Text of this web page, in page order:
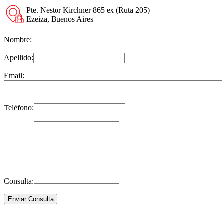
Pte. Nestor Kirchner 865 ex (Ruta 205)
Ezeiza, Buenos Aires
Nombre:
Apellido:
Email:
Teléfono:
Consulta: